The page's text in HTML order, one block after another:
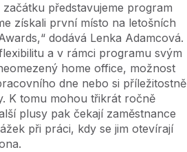
začátku představujeme program
získali první místo na letošních
dodává Lenka Adamcová.
a v rámci programu svým
home office, možnost
dne nebo si příležitostně
K tomu mohou třikrát ročně
plusy pak čekají zaměstnance
při práci, kdy se jim otevírají